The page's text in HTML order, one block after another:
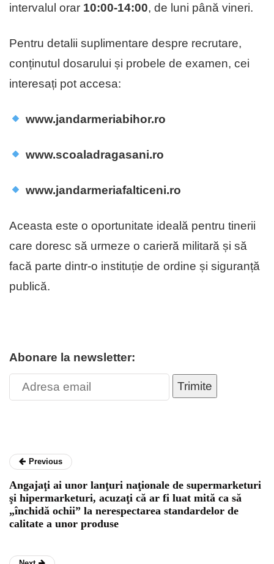
intervalul orar 10:00-14:00, de luni până vineri.
Pentru detalii suplimentare despre recrutare,
conținutul dosarului și probele de examen, cei
interesați pot accesa:
www.jandarmeriabihor.ro
www.scoaladragasani.ro
www.jandarmeriafalticeni.ro
Aceasta este o oportunitate ideală pentru tinerii
care doresc să urmeze o carieră militară și să
facă parte dintr-o instituție de ordine și siguranță
publică.
Abonare la newsletter:
Trimite
Previous
Angajaţi ai unor lanţuri naţionale de supermarketuri
şi hipermarketuri, acuzaţi că ar fi luat mită ca să
„închidă ochii” la nerespectarea standardelor de
calitate a unor produse